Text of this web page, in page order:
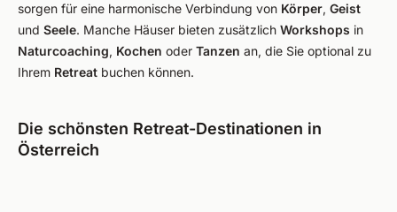
sorgen für eine harmonische Verbindung von Körper, Geist
und Seele. Manche Häuser bieten zusätzlich Workshops in
Naturcoaching, Kochen oder Tanzen an, die Sie optional zu
Ihrem Retreat buchen können.
Die schönsten Retreat-Destinationen in
Österreich